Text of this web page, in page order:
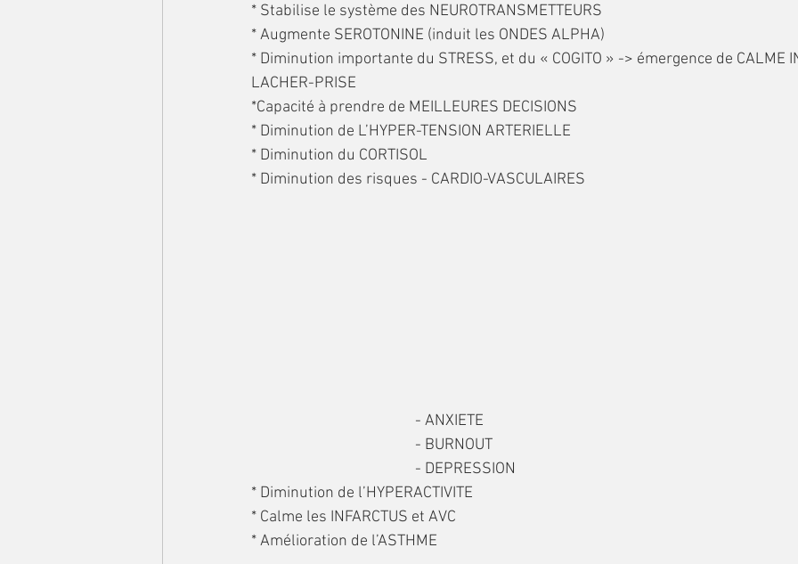
* Stabilise le système des NEUROTRANSMETTEURS
* Augmente SEROTONINE (induit les ONDES ALPHA)
* Diminution importante du STRESS, et du « COGITO » -> émergence de CALME
LACHER-PRISE
*Capacité à prendre de MEILLEURES DECISIONS
* Diminution de L’HYPER-TENSION ARTERIELLE
* Diminution du CORTISOL
                                              - ANXIETE
                                              - BURNOUT
                                              - DEPRESSION
* Diminution de l’HYPERACTIVITE
* Calme les INFARCTUS et AVC
* Amélioration de l’ASTHME